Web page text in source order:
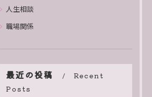
人生相談
職場関係
最近の投稿
Recent
Posts